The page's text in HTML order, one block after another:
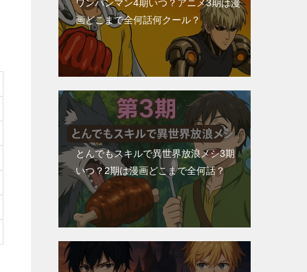
ワンパンマン4期いつ？アニメ3期は漫
画どこまで全何話何クール？
とんでもスキルで異世界放浪メシ3期
いつ？2期は漫画どこまで全何話？